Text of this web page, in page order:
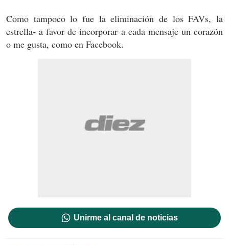
Como tampoco lo fue la eliminación de los FAVs, la
estrella- a favor de incorporar a cada mensaje un corazón
o me gusta, como en Facebook.
Unirme al canal de noticias